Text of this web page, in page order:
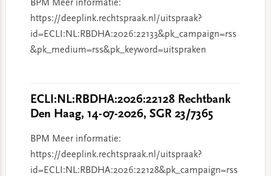
BPM Meer informatie:
https://deeplink.rechtspraak.nl/uitspraak?
id=ECLI:NL:RBDHA:2026:22133&pk_campaign=rss
&pk_medium=rss&pk_keyword=uitspraken
ECLI:NL:RBDHA:2026:22128 Rechtbank
Den Haag, 14-07-2026, SGR 23/7365
BPM Meer informatie:
https://deeplink.rechtspraak.nl/uitspraak?
id=ECLI:NL:RBDHA:2026:22128&pk_campaign=rss